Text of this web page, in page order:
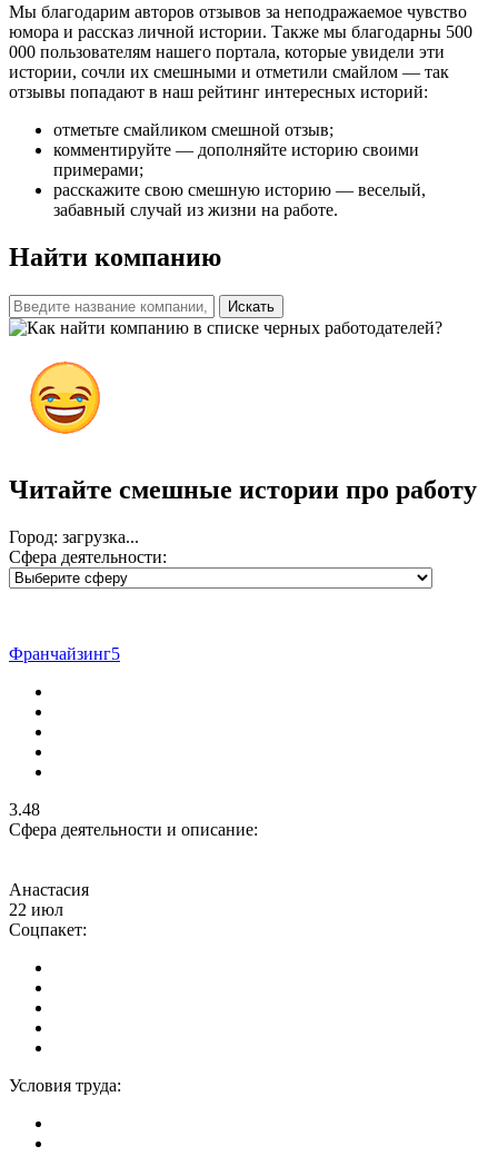
Мы благодарим авторов отзывов за неподражаемое чувство
юмора и рассказ личной истории. Также мы благодарны 500
000 пользователям нашего портала, которые увидели эти
истории, сочли их смешными и отметили смайлом — так
отзывы попадают в наш рейтинг интересных историй:
отметьте смайликом смешной отзыв;
комментируйте — дополняйте историю своими
примерами;
расскажите свою смешную историю — веселый,
забавный случай из жизни на работе.
Найти компанию
Искать
Читайте смешные истории про работу
Город: загрузка...
Сфера деятельности:
Франчайзинг5
3.48
Сфера деятельности и описание:
Анастасия
22 июл
Соцпакет:
Условия труда: